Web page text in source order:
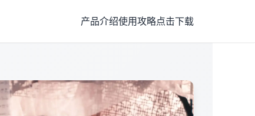
产品介绍使用攻略点击下载